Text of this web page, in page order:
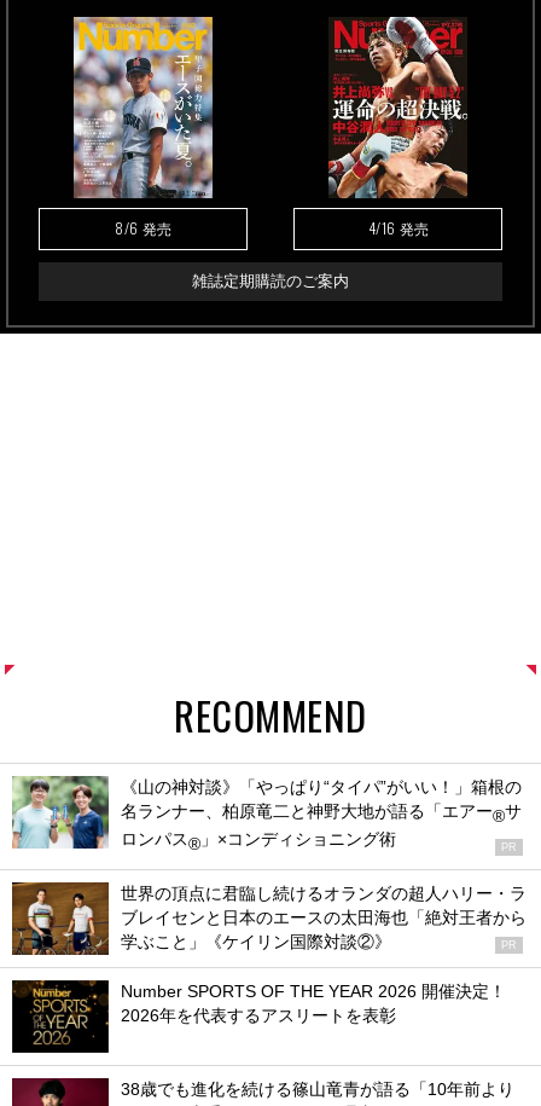
8/6 発売 4/16 発売
雑誌定期購読のご案内
RECOMMEND
《山の神対談》「やっぱり“タイパ”がいい！」箱根の
名ランナー、柏原竜二と神野大地が語る「エアー®サ
ロンパス® 」×コンディショニング術 PR
世界の頂点に君臨し続けるオランダの超人ハリー・ラ
ブレイセンと日本のエースの太田海也「絶対王者から
学ぶこと」《ケイリン国際対談②》
PR
Number SPORTS OF THE YEAR 2026 開催決定！
2026年を代表するアスリートを表彰
38歳でも進化を続ける篠山竜青が語る「10年前より